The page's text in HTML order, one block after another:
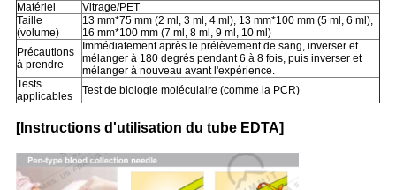
Matériel
Vitrage/PET
Taille
(volume)
13 mm*75 mm (2 ml, 3 ml, 4 ml), 13 mm*100 mm (5 ml, 6 ml),
16 mm*100 mm (7 ml, 8 ml, 9 ml, 10 ml)
Précautions
à prendre
Immédiatement après le prélèvement de sang, inverser et
mélanger à 180 degrés pendant 6 à 8 fois, puis inverser et
mélanger à nouveau avant l'expérience.
Tests
applicables
Test de biologie moléculaire (comme la PCR)
[Instructions d'utilisation du tube EDTA]